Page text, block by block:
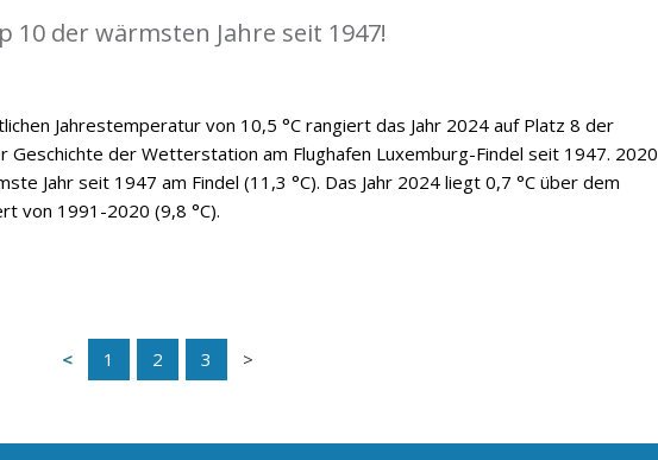
10 der wärmsten Jahre seit 1947!
Jahrestemperatur von 10,5 °C rangiert das Jahr 2024 auf Platz 8 der
Geschichte der Wetterstation am Flughafen Luxemburg-Findel seit 1947. 2020
Jahr seit 1947 am Findel (11,3 °C). Das Jahr 2024 liegt 0,7 °C über dem
von 1991-2020 (9,8 °C).
1 2 3